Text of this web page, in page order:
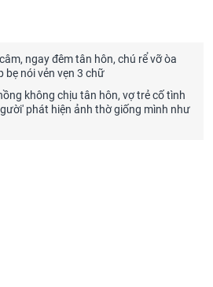
ngay đêm tân hôn, chú rể vỡ òa
bẹ nói vẻn vẹn 3 chữ
không chịu tân hôn, vợ trẻ cố tình
phát hiện ảnh thờ giống mình như